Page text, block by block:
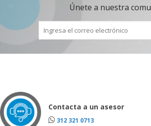
Únete a nuestra
Contacta a un asesor
312 321 0713